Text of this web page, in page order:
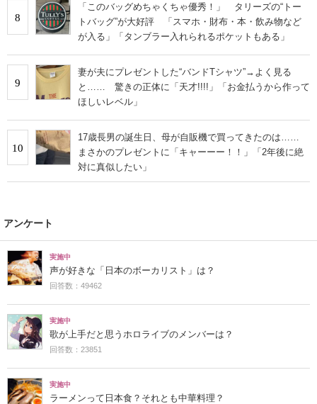
8
「このバッグめちゃくちゃ優秀！」 タリーズの“トー
トバッグ”が大好評 「スマホ・財布・本・飲み物など
が入る」「タンブラー入れられるポケットもある」
9
妻が夫にプレゼントした“バンドTシャツ”→よく見る
と…… 驚きの正体に「天才!!!!」「お金払うから作って
ほしいレベル」
10
17歳長男の誕生日、母が自販機で買ってきたのは……
まさかのプレゼントに「キャーーー！！」「2年後に絶
対に真似したい」
アンケート
実施中
声が好きな「日本のボーカリスト」は？
回答数：49462
実施中
歌が上手だと思うホロライブのメンバーは？
回答数：23851
実施中
ラーメンって日本食？それとも中華料理？